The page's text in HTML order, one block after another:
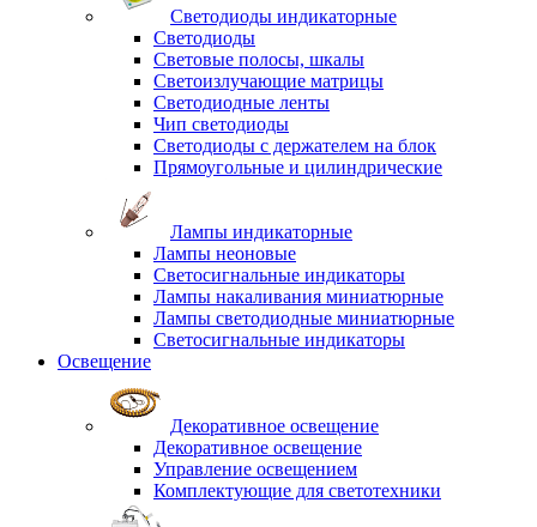
Светодиоды индикаторные
Светодиоды
Световые полосы, шкалы
Светоизлучающие матрицы
Светодиодные ленты
Чип светодиоды
Светодиоды с держателем на блок
Прямоугольные и цилиндрические
Лампы индикаторные
Лампы неоновые
Светосигнальные индикаторы
Лампы накаливания миниатюрные
Лампы светодиодные миниатюрные
Светосигнальные индикаторы
Освещение
Декоративное освещение
Декоративное освещение
Управление освещением
Комплектующие для светотехники